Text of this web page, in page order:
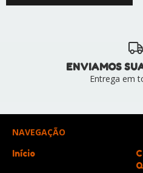
ENVIAMOS
Entrega em
NAVEGAÇÃO
Início